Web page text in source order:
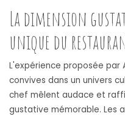
La dimension
unique du
L'expérience proposée par
convives dans un univers
chef mêlent audace et
gustative mémorable. Les